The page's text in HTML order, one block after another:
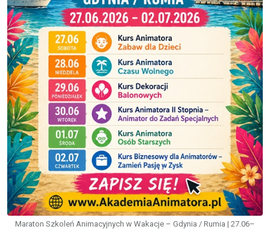
Maraton Szkoleń Animacyjnych w Wakacje – Gdynia / Rumia | 27.06–